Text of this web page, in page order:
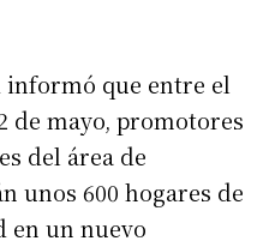
que entre el
de mayo, promotores
del área de
unos 600 hogares de
en un nuevo